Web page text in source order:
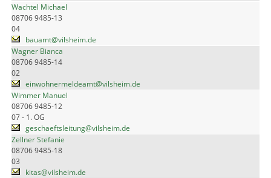
Wachtel Michael
08706 9485-13
04
bauamt@vilsheim.de
Wagner Bianca
08706 9485-14
02
einwohnermeldeamt@vilsheim.de
Wimmer Manuel
08706 9485-12
07 - 1. OG
geschaeftsleitung@vilsheim.de
Zellner Stefanie
08706 9485-18
03
kitas@vilsheim.de